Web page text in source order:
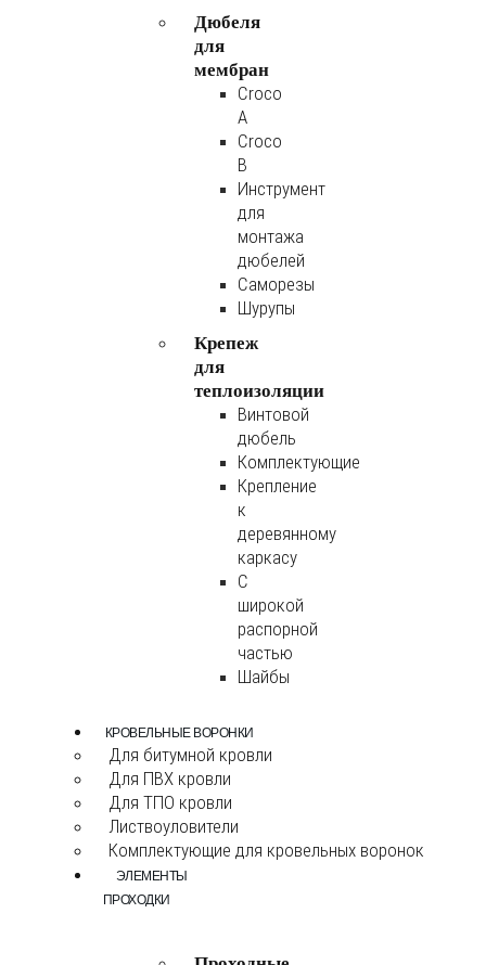
Дюбеля
для
мембран
Croco
A
Croco
B
Инструмент
для
монтажа
дюбелей
Саморезы
Шурупы
Крепеж
для
теплоизоляции
Винтовой
дюбель
Комплектующие
Крепление
к
деревянному
каркасу
С
широкой
распорной
частью
Шайбы
КРОВЕЛЬНЫЕ ВОРОНКИ
Для битумной кровли
Для ПВХ кровли
Для ТПО кровли
Листвоуловители
Комплектующие для кровельных воронок
ЭЛЕМЕНТЫ
ПРОХОДКИ